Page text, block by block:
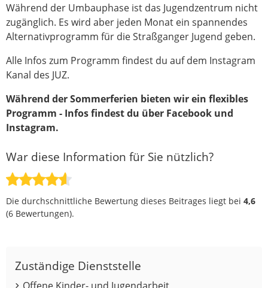
Während der Umbauphase ist das Jugendzentrum nicht
zugänglich. Es wird aber jeden Monat ein spannendes
Alternativprogramm für die Straßganger Jugend geben.
Alle Infos zum Programm findest du auf dem Instagram
Kanal des JUZ.
Während der Sommerferien bieten wir ein flexibles
Programm - Infos findest du über Facebook und
Instagram.
War diese Information für Sie nützlich?
Die durchschnittliche Bewertung dieses Beitrages liegt bei 4,6
(6 Bewertungen).
Zuständige Dienststelle
Offene Kinder- und Jugendarbeit